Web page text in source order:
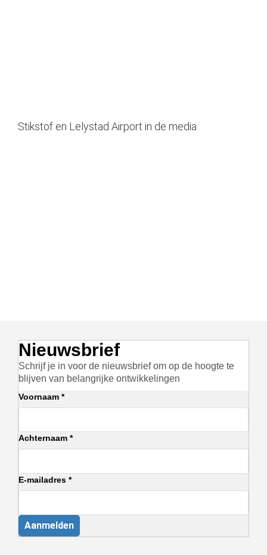
Stikstof en Lelystad Airport in de media
Nieuwsbrief
Schrijf je in voor de nieuwsbrief om op de hoogte te
blijven van belangrijke ontwikkelingen
Voornaam *
Achternaam *
E-mailadres *
Aanmelden